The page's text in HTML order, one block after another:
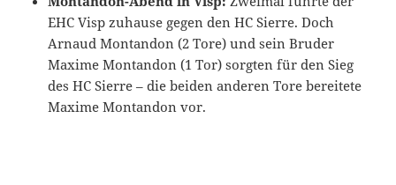
EHC Visp zuhause gegen den HC Sierre. Doch
Arnaud Montandon (2 Tore) und sein Bruder
Maxime Montandon (1 Tor) sorgten für den Sieg
des HC Sierre – die beiden anderen Tore bereitete
Maxime Montandon vor.